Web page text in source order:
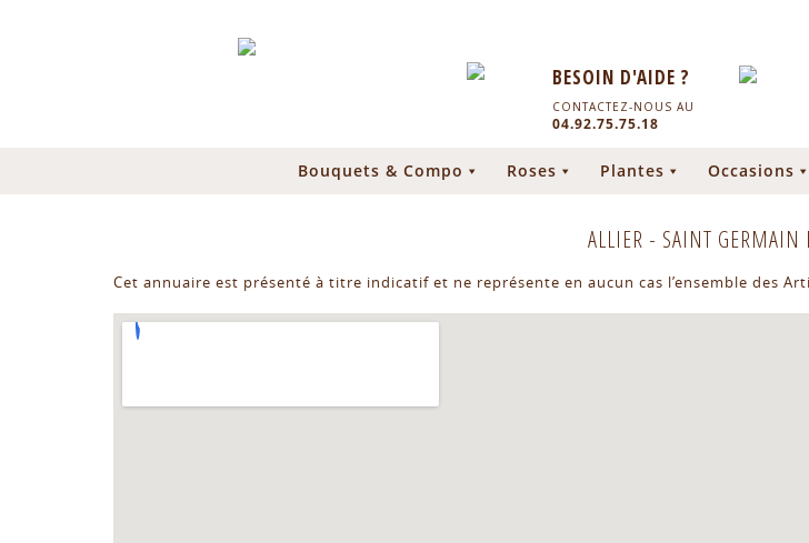
BESOIN D'AIDE ?
CONTACTEZ-NOUS AU
04.92.75.75.18
Bouquets & Compo Roses Plantes Occasions
ALLIER - SAINT GERMAIN
Cet annuaire est présenté à titre indicatif et ne représente en aucun cas l’ensemble des